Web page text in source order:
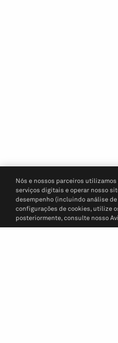
Nós e nossos parceiros
serviços digitais e operar nosso
desempenho (incluindo análise
configurações de cookies, utilize
posteriormente, consulte nosso